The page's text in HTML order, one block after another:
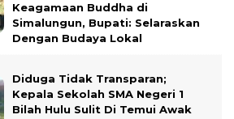
Keagamaan Buddha di
Simalungun, Bupati: Selaraskan
Dengan Budaya Lokal
Diduga Tidak Transparan;
Kepala Sekolah SMA Negeri 1
Bilah Hulu Sulit Di Temui Awak